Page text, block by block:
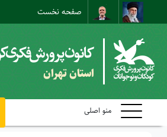
صفحه نخست
نقشه سایت
ارتباط مستقیم
استان تهران
منو اصلی